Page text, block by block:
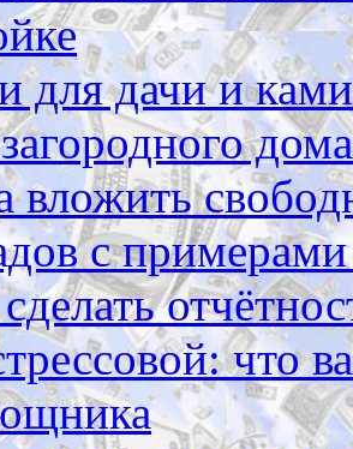
для дачи и
дома
вложить
с
что